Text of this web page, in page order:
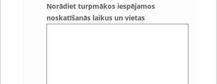
Norādiet turpmākos iespējamos
noskatīšanās laikus un vietas